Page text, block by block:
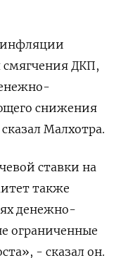
смягчения ДКП,
снижения
Малхотра.
ставки на
также
денежно-
ограниченные
- сказал он.